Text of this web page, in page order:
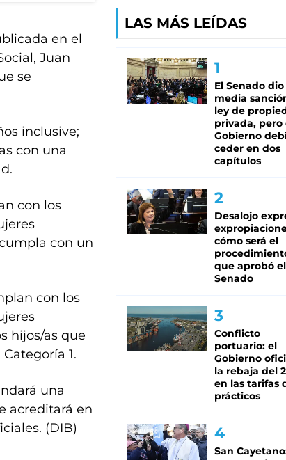
en el
Juan
se
inclusive;
con una
con los
con un
con los
hijos/as que
1.
una
acreditará en
(DIB)
LAS MÁS LEÍDAS
El Senado dio
media
ley de
privada, pero
Gobierno
ceder en dos
capítulos
Desalojo
cómo será el
que aprobó el
Senado
Conflicto
portuario: el
Gobierno
la rebaja del
en las tarifas
prácticos
San